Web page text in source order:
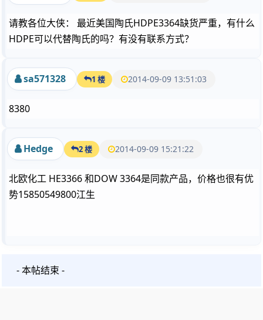
请教各位大侠： 最近美国陶氏HDPE3364缺货严重，有什么
HDPE可以代替陶氏的吗？有没有联系方式？
sa571328 1 楼 2014-09-09 13:51:03
8380
Hedge 2 楼 2014-09-09 15:21:22
北欧化工 HE3366 和DOW 3364是同款产品，价格也很有优
势15850549800江生
- 本帖结束 -